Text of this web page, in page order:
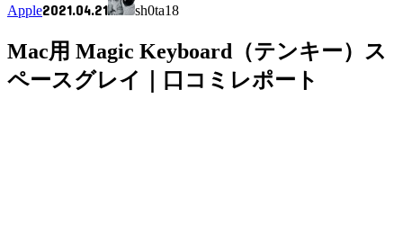
Apple2021.04.21 sh0ta18
Mac用 Magic Keyboard（テンキー）ス
ペースグレイ｜口コミレポート